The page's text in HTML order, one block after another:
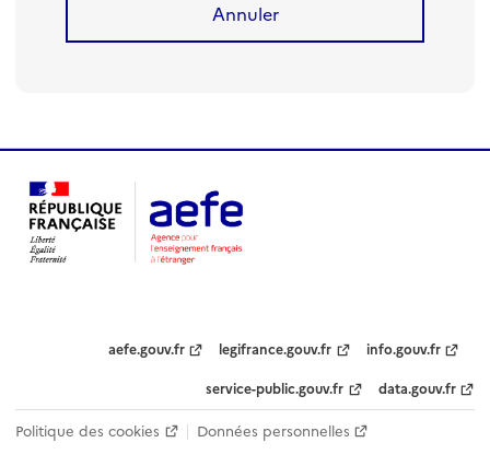
Annuler
aefe.gouv.fr legifrance.gouv.fr
info.gouv.fr
service-public.gouv.fr
data.gouv.fr
Politique des cookies Données personnelles